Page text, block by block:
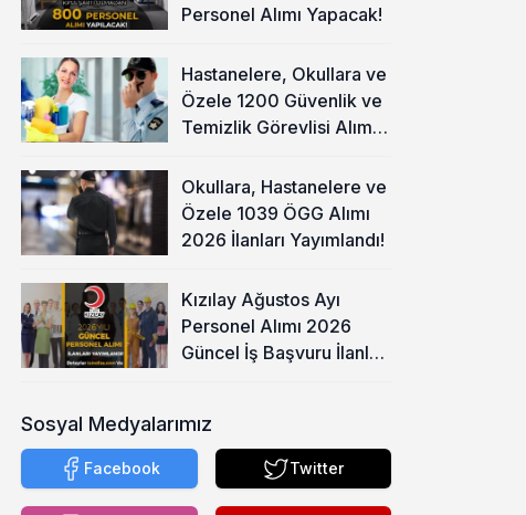
Personel Alımı Yapacak!
Hastanelere, Okullara ve
Özele 1200 Güvenlik ve
Temizlik Görevlisi Alımı
Okullara, Hastanelere ve
Özele 1039 ÖGG Alımı
2026 İlanları Yayımlandı!
Kızılay Ağustos Ayı
Personel Alımı 2026
Güncel İş Başvuru İlanları
Sosyal Medyalarımız
Facebook Twitter